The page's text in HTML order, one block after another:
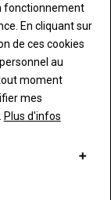
être
Charles Giusti
c'est aussi
'comment on
".
a pu rencontrer
de l'État
lors de visites
fonctionnement
En cliquant sur
de ces cookies
au
moment
mes
Plus d'infos